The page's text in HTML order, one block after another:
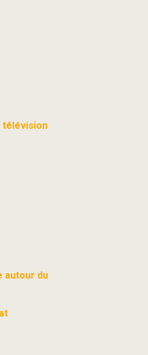
télévision
autour du